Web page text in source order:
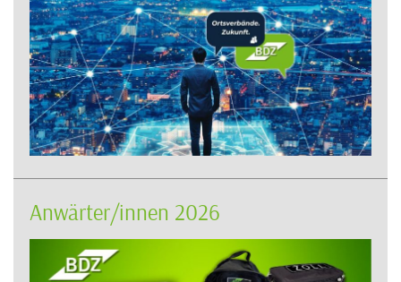
Anwärter/innen 2026